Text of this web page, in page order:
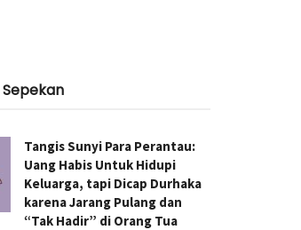
Tangis Sunyi Para Perantau:
Uang Habis Untuk Hidupi
Keluarga, tapi Dicap Durhaka
karena Jarang Pulang dan
“Tak Hadir” di Orang Tua